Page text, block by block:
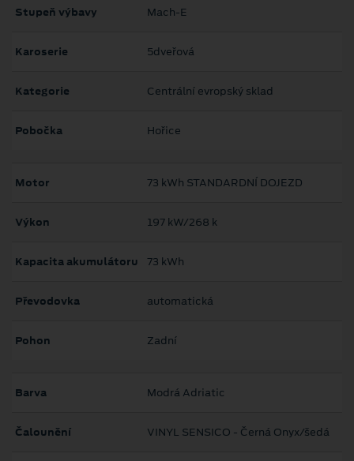
Stupeň výbavy Mach-E
Karoserie 5dveřová
Kategorie Centrální evropský sklad
Pobočka Hořice
Motor 73 kWh STANDARDNÍ DOJEZD
Výkon 197 kW/268 k
Kapacita akumulátoru 73 kWh
Převodovka automatická
Pohon Zadní
Barva Modrá Adriatic
Čalounění VINYL SENSICO - Černá Onyx/šedá